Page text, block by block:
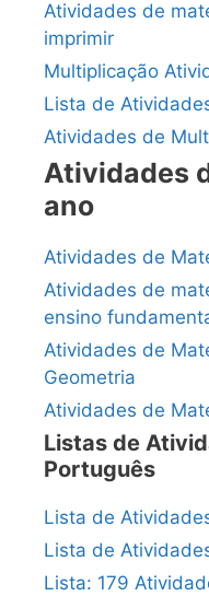
Atividades de
imprimir
Multiplicação
Lista de
Atividades de
Atividades
ano
Atividades de
Atividades de
ensino
Atividades de
Geometria
Atividades de
Listas de
Português
Lista de
Lista de
Lista: 179